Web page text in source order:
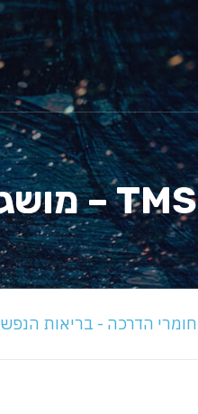
TMS – מושגים בסיסיים
חומרי הדרכה - בריאות הנפש